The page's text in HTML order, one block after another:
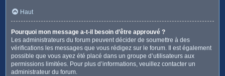
Haut
Pourquoi mon message a-t-il besoin d’être approuvé ?
Les administrateurs du forum peuvent décider de soumettre à des
vérifications les messages que vous rédigez sur le forum. Il est également
possible que vous ayez été placé dans un groupe d’utilisateurs aux
permissions limitées. Pour plus d’informations, veuillez contacter un
administrateur du forum.